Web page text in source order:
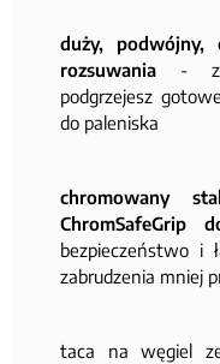
duży, podwójny,
rozsuwania -
podgrzejesz
do paleniska
chromowany
bezpieczeństwo i
zabrudzenia mniej
taca na węgiel